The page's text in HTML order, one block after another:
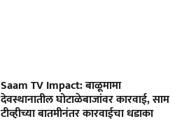
Saam TV Impact: बाळूमामा
देवस्थानातील घोटाळेबाजांवर कारवाई, साम
टीव्हीच्या बातमीनंतर कारवाईचा धडाका